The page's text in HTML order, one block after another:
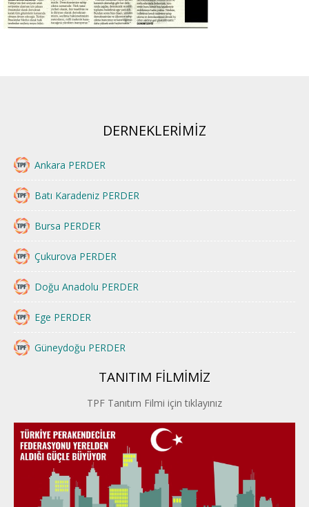
DERNEKLERİMİZ
Ankara PERDER
Batı Karadeniz PERDER
Bursa PERDER
Çukurova PERDER
Doğu Anadolu PERDER
Ege PERDER
Güneydoğu PERDER
İstanbul PERDER
İpek Yolu PERDER
Kayseri PERDER
Karadeniz Perder
Konya PERDER
TANITIM FİLMİMİZ
TPF Tanıtım Filmi için tıklayınız